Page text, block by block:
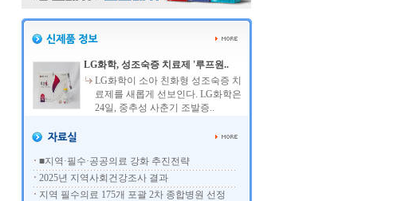
LG화학, 성조숙증 치료제 '루프원..
LG화학이 소아 친화형 성조숙증 치
료제를 새롭게 선보인다. LG화학은
24일, 중추성 사춘기 조발증..
■지역·필수·공공의료 강화 추진전략
2025년 지역사회건강조사 결과
지역 필수의료 175개 포괄 2차 종합병원 선정